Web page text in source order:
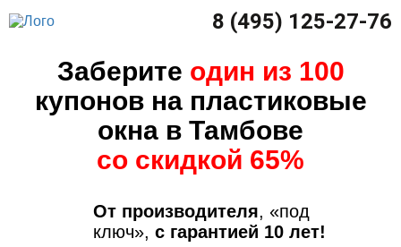
8 (495) 125-27-76
Заберите один из 100
купонов на пластиковые
окна в Тамбове
со скидкой 65%
От производителя, «под
ключ», с гарантией 10 лет!